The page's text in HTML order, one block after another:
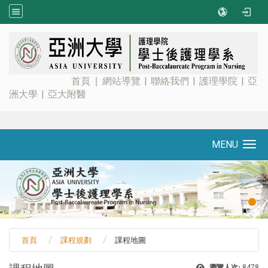
首頁 ∣ 網站導覽 | 聯絡我們 | 護理學院 | 亞
洲大學 | 亞大附醫
MENU
首頁 課程規劃 課程地圖